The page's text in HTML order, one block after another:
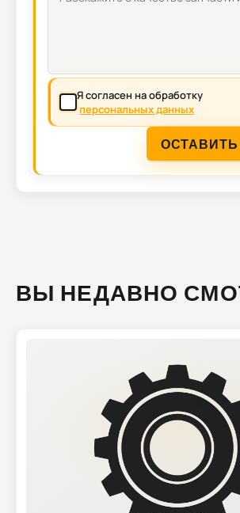
Я согласен на обработку
персональных данных
ВЫ НЕДАВНО